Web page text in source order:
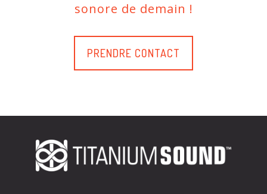
sonore de demain !
PRENDRE CONTACT